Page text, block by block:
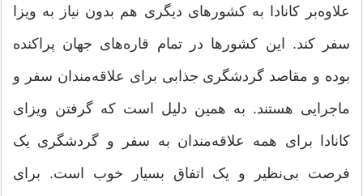
علاوه‌بر کانادا به کشورهای دیگری هم بدون نیاز به ویزا
سفر کند. این کشورها در تمام قاره‌های جهان پراکنده
بوده و مقاصد گردشگری جذابی برای علاقه‌مندان سفر و
ماجرایی هستند. به همین دلیل است که گرفتن ویزای
کانادا برای همه علاقه‌مندان به سفر و گردشگری یک
فرصت بی‌نظیر و یک اتفاق بسیار خوب است. برای